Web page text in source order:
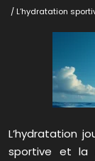
/ L’hydratation
L’hydratation
sportive et la